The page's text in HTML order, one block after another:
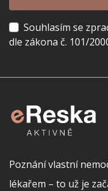
Souhlasím se
dle zákona č. 101/
Poznání vlastní
lékařem – to už je